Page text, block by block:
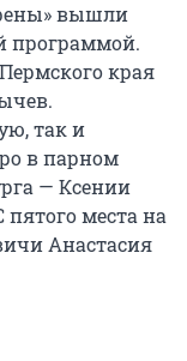
вышли
программой.
края
так и
в парном
— Ксении
пятого места на
Анастасия